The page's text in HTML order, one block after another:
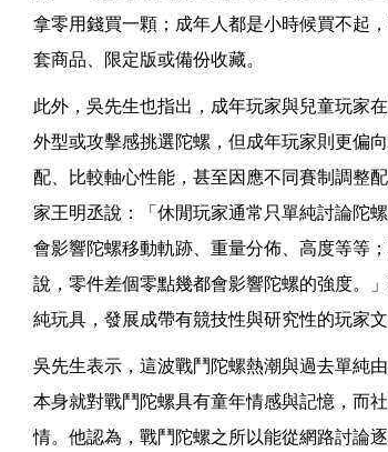
拿零用錢買一顆；成年人都是小時候買不起
套商品、限定版或備份收藏。
此外，吳先生也指出，成年玩家與兒童玩家
外型或攻擊感挑選陀螺，但成年玩家則更偏
配、比較軸心性能，甚至因應不同賽制調整
家王明丞說：「休閒玩家通常只單純討論陀
會影響陀螺移動軌跡、重量分佈、高度等等
說，零件差個零點幾都會影響陀螺的強度。
純玩具，發展成帶有競技性與研究性的玩家文
吳先生表示，這波戰鬥陀螺熱潮與過去單純
本身就對戰鬥陀螺具有童年情感與記憶，而
情。他認為，戰鬥陀螺之所以能從網路討論